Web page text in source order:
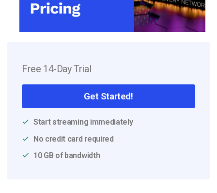
Free 14-Day Trial
Get Started!
Start streaming immediately
No credit card required
10 GB of bandwidth